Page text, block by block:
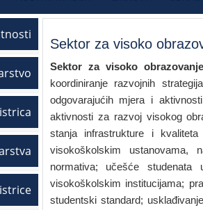
Sektor za visoko
Sektor za visoko obrazovanje
koordiniranje razvojnih
odgovarajućih mjera i
aktivnosti za razvoj visokog
stanja infrastrukture i
visokoškolskim ustanovama,
normativa; učešće
visokoškolskim institucijama;
studentski standard;